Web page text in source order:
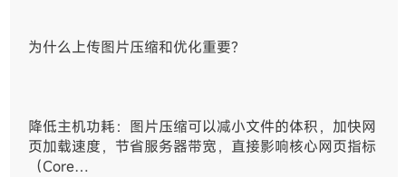
为什么上传图片压缩和优化重要?
降低主机功耗：图片压缩可以减小文件的体积，加快网
页加载速度，节省服务器带宽，直接影响核心网页指标
（Core…